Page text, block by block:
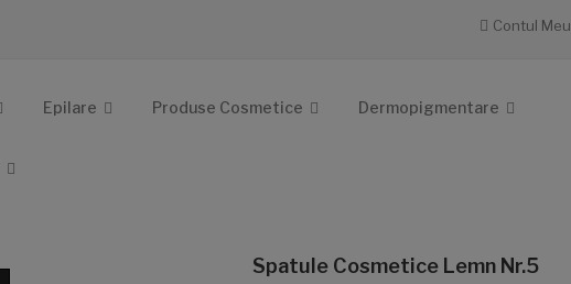
Contul Meu
Epilare Produse Cosmetice Dermopigmentare
Spatule Cosmetice Lemn Nr.5